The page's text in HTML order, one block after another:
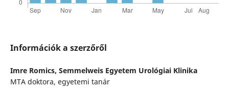
Információk a szerzőről
Imre Romics, Semmelweis Egyetem Urológiai Klinika
MTA doktora, egyetemi tanár